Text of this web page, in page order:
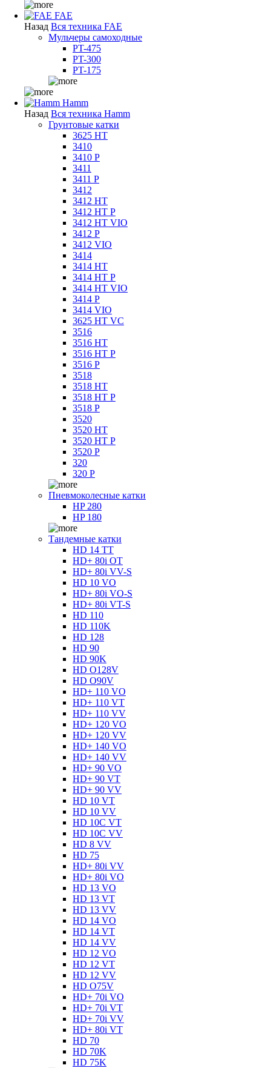
FAE
Назад Вся техника FAE
Мульчеры самоходные
PT-475
PT-300
PT-175
Hamm
Назад Вся техника Hamm
Грунтовые катки
3625 HT
3410
3410 P
3411
3411 P
3412
3412 HT
3412 HT P
3412 HT VIO
3412 P
3412 VIO
3414
3414 HT
3414 HT P
3414 HT VIO
3414 P
3414 VIO
3625 HT VC
3516
3516 HT
3516 HT P
3516 P
3518
3518 HT
3518 HT P
3518 P
3520
3520 HT
3520 HT P
3520 P
320
320 P
Пневмоколесные катки
HP 280
HP 180
Тандемные катки
HD 14 TT
HD+ 80i OT
HD+ 80i VV-S
HD 10 VO
HD+ 80i VO-S
HD+ 80i VT-S
HD 110
HD 110K
HD 128
HD 90
HD 90K
HD O128V
HD O90V
HD+ 110 VO
HD+ 110 VT
HD+ 110 VV
HD+ 120 VO
HD+ 120 VV
HD+ 140 VO
HD+ 140 VV
HD+ 90 VO
HD+ 90 VT
HD+ 90 VV
HD 10 VT
HD 10 VV
HD 10C VT
HD 10C VV
HD 8 VV
HD 75
HD+ 80i VV
HD+ 80i VO
HD 13 VO
HD 13 VT
HD 13 VV
HD 14 VO
HD 14 VT
HD 14 VV
HD 12 VO
HD 12 VT
HD 12 VV
HD O75V
HD+ 70i VO
HD+ 70i VT
HD+ 70i VV
HD+ 80i VT
HD 70
HD 70K
HD 75K